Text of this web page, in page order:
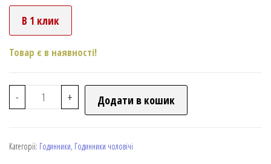
В 1 клик
Товар є в наявності!
- + Додати в кошик
Категорії: Годинники, Годинники чоловічі